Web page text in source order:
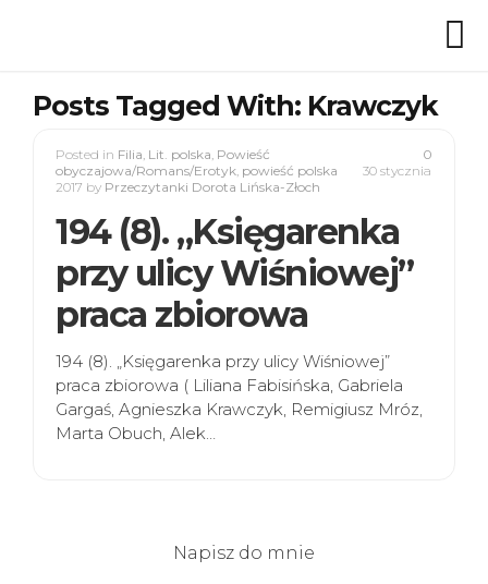
Posts Tagged With: Krawczyk
0
Posted in Filia, Lit. polska, Powieść
obyczajowa/Romans/Erotyk, powieść polska
30 stycznia
2017 by Przeczytanki Dorota Lińska-Złoch
194 (8). „Księgarenka
przy ulicy Wiśniowej”
praca zbiorowa
194 (8). „Księgarenka przy ulicy Wiśniowej”
praca zbiorowa ( Liliana Fabisińska, Gabriela
Gargaś, Agnieszka Krawczyk, Remigiusz Mróz,
Marta Obuch, Alek…
Napisz do mnie